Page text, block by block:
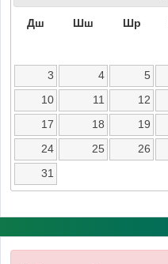
Дш Шш Шр
3
4 5
10
11 12
17
18 19
24
25 26
31